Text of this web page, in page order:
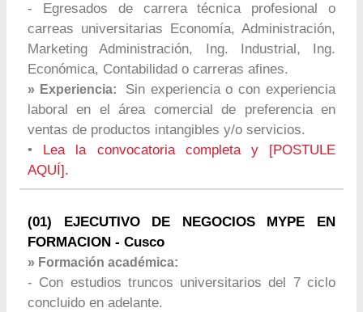
- Egresados de carrera técnica profesional o
carreas universitarias Economía, Administración,
Marketing Administración, Ing. Industrial, Ing.
Económica, Contabilidad o carreras afines.
» Experiencia:
Sin experiencia o con experiencia
laboral en el área comercial de preferencia en
ventas de productos intangibles y/o servicios.
•
Lea la convocatoria completa y [POSTULE
AQUÍ].
(01) EJECUTIVO DE NEGOCIOS MYPE EN
FORMACION - Cusco
» Formación académica:
- Con estudios truncos universitarios del 7 ciclo
concluido en adelante.